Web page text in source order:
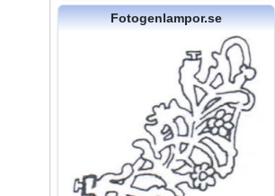
Fotogenlampor.se